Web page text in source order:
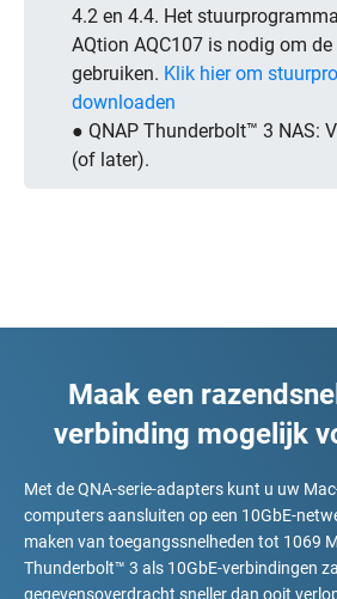
4.2 en 4.4. Het
AQtion AQC107 is nodig om
gebruiken. Klik hier om
downloaden
● QNAP Thunderbolt™ 3 NAS:
(of later).
Maak een
verbinding mogelijk
Met de QNA-serie-adapters kunt u uw
computers aansluiten op een 10GbE-
maken van toegangssnelheden tot 1069
Thunderbolt™ 3 als 10GbE-verbindingen
gegevensoverdracht sneller dan ooit